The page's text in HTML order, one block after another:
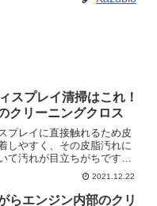
スプレイ清掃はこれ！
クリーニングクロス
プレイに直接触れるため皮
しやすく、その皮脂汚れに
て汚れが目立ちがちです。
解消するクロスがこれ！
2021.12.22
らエンジン内部のクリ